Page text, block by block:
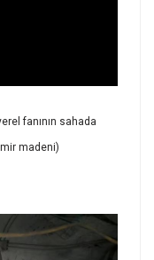
fanının sahada
madeni)